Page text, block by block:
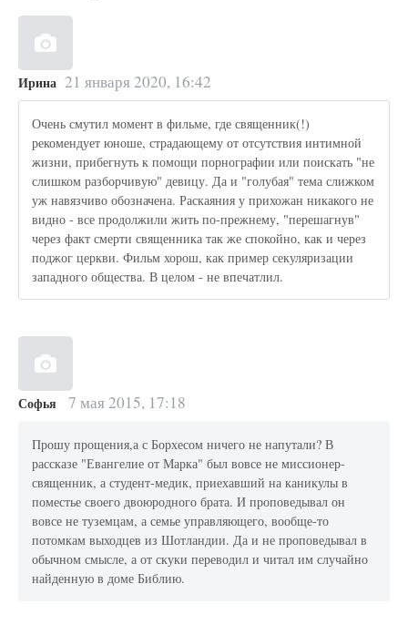
Ирина 21 января 2020, 16:42
Очень смутил момент в фильме, где священник(!)
рекомендует юноше, страдающему от отсутствия интимной
жизни, прибегнуть к помощи порнографии или поискать "не
слишком разборчивую" девицу. Да и "голубая" тема слижком
уж навязчиво обозначена. Раскаяния у прихожан никакого не
видно - все продолжили жить по-прежнему, "перешагнув"
через факт смерти священника так же спокойно, как и через
поджог церкви. Фильм хорош, как пример секуляризации
западного общества. В целом - не впечатлил.
Софья 7 мая 2015, 17:18
Прошу прощения,а с Борхесом ничего не напутали? В
рассказе "Евангелие от Марка" был вовсе не миссионер-
священник, а студент-медик, приехавший на каникулы в
поместье своего двоюродного брата. И проповедывал он
вовсе не туземцам, а семье управляющего, вообще-то
потомкам выходцев из Шотландии. Да и не проповедывал в
обычном смысле, а от скуки переводил и читал им случайно
найденную в доме Библию.